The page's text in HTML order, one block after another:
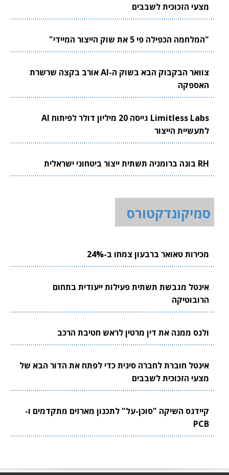
מצעי הזכוכית לשבבים
"המלחמה הכפילה פי 5 את שוק הייצור המיידי"
צוואר הבקבוק הבא בשוק ה-AI אורב בקצה שרשרת
האספקה
Limitless Labs גייסה 20 מיליון דולר לפיתוח AI
לתעשיית הייצור
RH בונה ברומניה תשתית ייצור ביטחוני ישראלית
סמיקונדקטורס
מכירות טאואר ברבעון צמחו ב-24%
אינטל מגבשת תשתית פעילות ייעודית בתחום
הרובוטיקה
ולנס ממנה את דין מרטין לראש חטיבת הרכב
אינטל חוברת לחברה סינית כדי לפתח את הדור הבא של
מצעי הזכוכית לשבבים
קיידנס השיקה "סוכן-על" לתכנון מארזים מתקדמים ו-
PCB